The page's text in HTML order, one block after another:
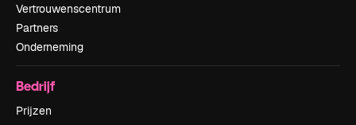
Vertrouwenscentrum
Partners
Onderneming
Bedrijf
Prijzen